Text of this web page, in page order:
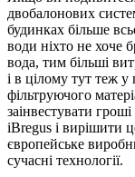
двобалонових
будинках більше
води ніхто не хоче
вода, тим більші
і в цілому тут теж
фільтруючого
заінвестувати
iBregus і вирішити
європейське
сучасні технології.